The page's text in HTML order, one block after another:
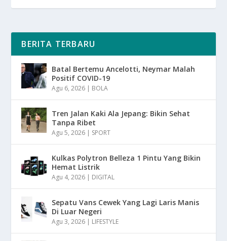
BERITA TERBARU
Batal Bertemu Ancelotti, Neymar Malah
Positif COVID-19
Agu 6, 2026 | BOLA
Tren Jalan Kaki Ala Jepang: Bikin Sehat
Tanpa Ribet
Agu 5, 2026 | SPORT
Kulkas Polytron Belleza 1 Pintu Yang Bikin
Hemat Listrik
Agu 4, 2026 | DIGITAL
Sepatu Vans Cewek Yang Lagi Laris Manis
Di Luar Negeri
Agu 3, 2026 | LIFESTYLE